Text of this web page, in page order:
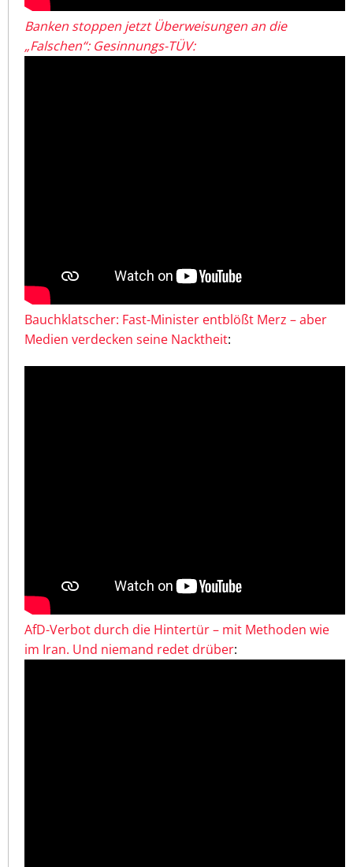
Banken stoppen jetzt Überweisungen an die
„Falschen“: Gesinnungs-TÜV:
Bauchklatscher: Fast-Minister entblößt Merz – aber
Medien verdecken seine Nacktheit:
AfD-Verbot durch die Hintertür – mit Methoden wie
im Iran. Und niemand redet drüber: